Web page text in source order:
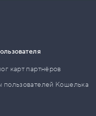
карт партнёров
пользователей Кошелька